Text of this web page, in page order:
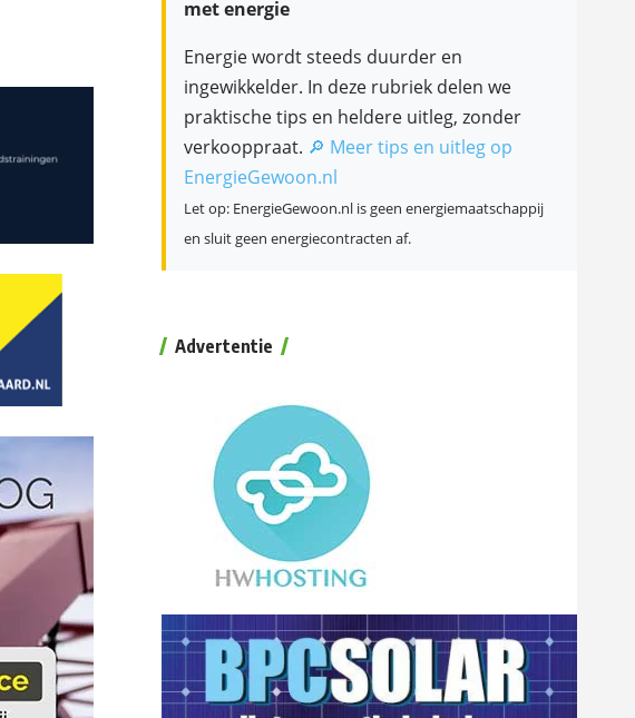
met energie
Energie wordt steeds duurder en
ingewikkelder. In deze rubriek delen we
praktische tips en heldere uitleg, zonder
verkooppraat. 🔎 Meer tips en uitleg op
EnergieGewoon.nl
Let op: EnergieGewoon.nl is geen energiemaatschappij
en sluit geen energiecontracten af.
Advertentie